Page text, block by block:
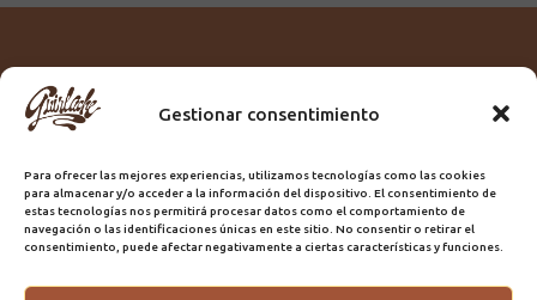
Gestionar consentimiento
Para ofrecer las mejores experiencias, utilizamos tecnologías como las cookies
para almacenar y/o acceder a la información del dispositivo. El consentimiento de
estas tecnologías nos permitirá procesar datos como el comportamiento de
navegación o las identificaciones únicas en este sitio. No consentir o retirar el
consentimiento, puede afectar negativamente a ciertas características y funciones.
Titular:
ROME GUIRLACHE SL.
Domicilio:Calle Triana, 68
Ciudad:Las Palmas de Gran Canaria
Registro Sanitario:GC/20/PH/7192